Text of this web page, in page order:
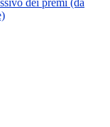
dei premi (da